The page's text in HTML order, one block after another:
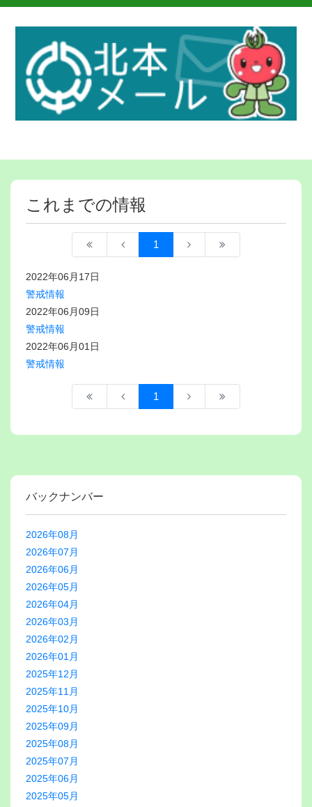
これまでの情報
1
2022年06月17日
警戒情報
2022年06月09日
警戒情報
2022年06月01日
警戒情報
1
バックナンバー
2026年08月
2026年07月
2026年06月
2026年05月
2026年04月
2026年03月
2026年02月
2026年01月
2025年12月
2025年11月
2025年10月
2025年09月
2025年08月
2025年07月
2025年06月
2025年05月